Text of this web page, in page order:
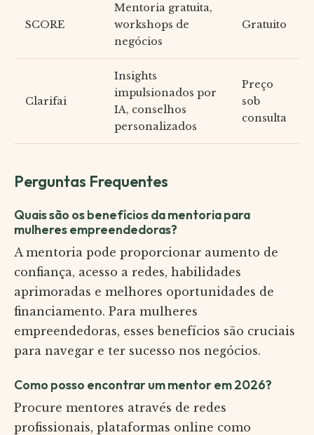
SCORE
Mentoria gratuita,
workshops de
negócios
Gratuito
Clarifai
Insights
impulsionados por
IA, conselhos
personalizados
Preço
sob
consulta
Perguntas Frequentes
Quais são os benefícios da mentoria para
mulheres empreendedoras?
A mentoria pode proporcionar aumento de
confiança, acesso a redes, habilidades
aprimoradas e melhores oportunidades de
financiamento. Para mulheres
empreendedoras, esses benefícios são cruciais
para navegar e ter sucesso nos negócios.
Como posso encontrar um mentor em 2026?
Procure mentores através de redes
profissionais, plataformas online como